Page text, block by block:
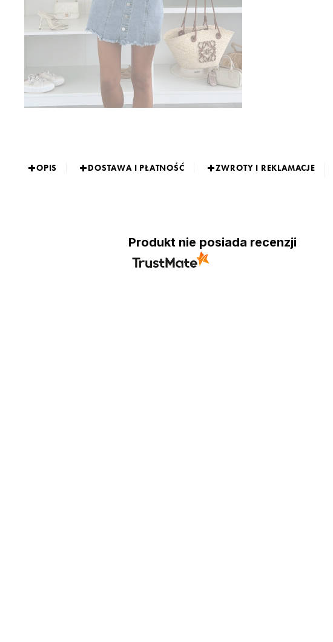
OPIS DOSTAWA I PŁATNOŚĆ ZWROTY I REKLAMACJE
Produkt nie posiada recenzji